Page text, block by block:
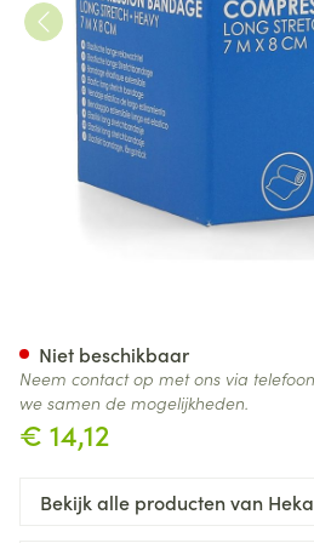
€ 14,12
Niet beschikbaar
Neem contact op met ons via
we samen de mogelijkheden.
Bekijk alle producten van Heka